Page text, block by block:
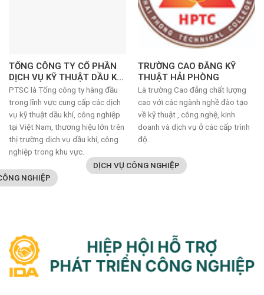
TỔNG CÔNG TY CỔ PHẦN
DỊCH VỤ KỸ THUẬT DẦU KHÍ
VIỆT NAM (PTSC)
NGHIỆP
PTSC là Tổng công ty hàng đầu
trong lĩnh vực cung cấp các dịch
vụ kỹ thuật dầu khí, công nghiệp
tại Việt Nam, thương hiệu lớn trên
thị trường dịch vụ dầu khí, công
nghiệp trong khu vực.
TRƯỜNG CAO ĐẲNG KỸ
THUẬT HẢI PHÒNG
DỊCH VỤ CÔNG NGHIỆP
Là trường Cao đẳng chất lượng
cao với các ngành nghề đào tạo
về kỹ thuật , công nghệ, kinh
doanh và dịch vụ ở các cấp trình
độ.